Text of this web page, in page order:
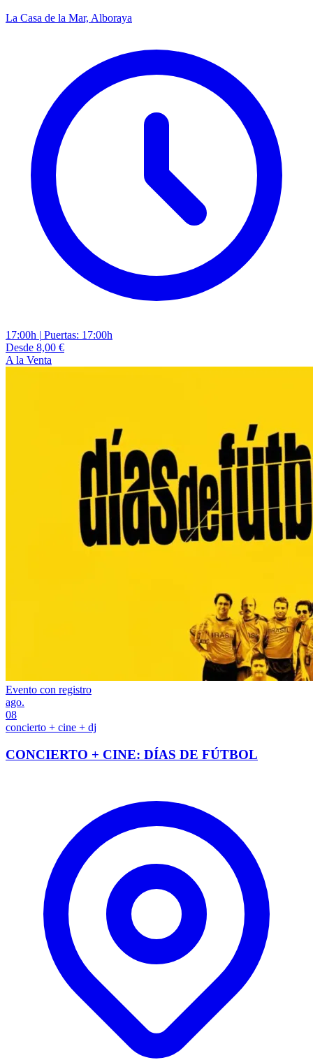
La Casa de la Mar, Alboraya
17:00h | Puertas: 17:00h
Desde 8,00 €
A la Venta
Evento con registro
ago.
08
concierto + cine + dj
CONCIERTO + CINE: DÍAS DE FÚTBOL